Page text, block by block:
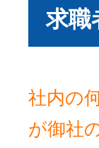
求職
社内の
が御社